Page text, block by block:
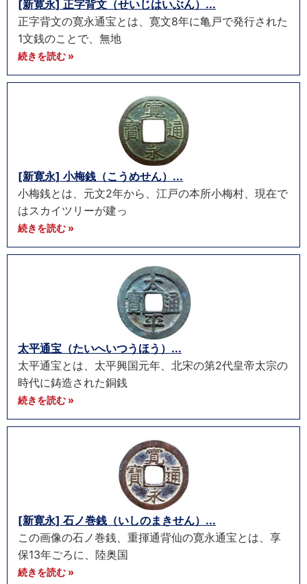
[新寛永] 正字背文（せいじはいぶん）...
正字背文の寛永通宝とは、寛文8年に亀戸で発行された
1文銭のことで、無地
続きを読む »
[新寛永] 小梅銭（こうめせん）...
小梅銭とは、元文2年から、江戸の本所小梅村、現在で
はスカイツリーが建っ
続きを読む »
太平通宝（たいへいつうほう）...
太平通宝とは、太平興国元年、北宋の第2代皇帝太宗の
時代に鋳造された銅銭
続きを読む »
[新寛永] 石ノ巻銭（いしのまきせん）...
この画像の石ノ巻銭、重揮通背仙の寛永通宝とは、享
保13年ごろに、陸奥国
続きを読む »